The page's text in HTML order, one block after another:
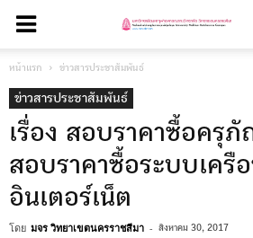
หน้าแรก ข่าวสารประชาสัมพันธ์
ข่าวสารประชาสัมพันธ์
เรื่อง สอบราคาซื้อครุ
สอบราคาซื้อระบบเครื
อินเตอร์เน็ต
โดย มจร วิทยาเขตนครราชสีมา - สิงหาคม 30, 2017